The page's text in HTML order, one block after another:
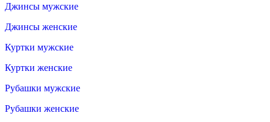
Джинсы мужские
Джинсы женские
Куртки мужские
Куртки женские
Рубашки мужские
Рубашки женские